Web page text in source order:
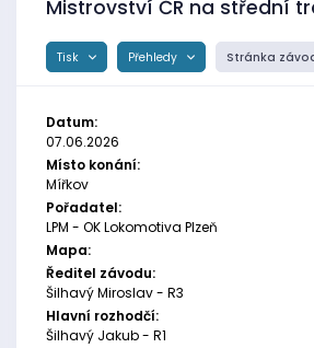
Mistrovství ČR na střední
Tisk Přehledy Stránka
Datum:
07.06.2026
Místo konání:
Mířkov
Pořadatel:
LPM - OK Lokomotiva Plzeň
Mapa:
Ředitel závodu:
Šilhavý Miroslav - R3
Hlavní rozhodčí:
Šilhavý Jakub - R1